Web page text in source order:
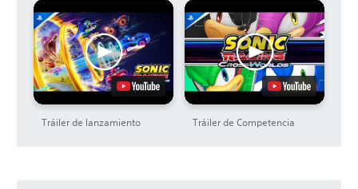
Tráiler de lanzamiento Tráiler de Competencia